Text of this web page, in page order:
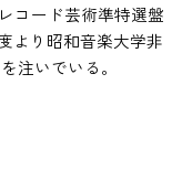
コード芸術準特選盤
より昭和音楽大学非
注いでいる。